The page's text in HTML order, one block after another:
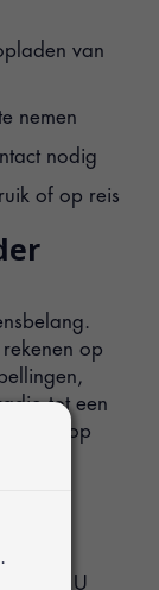
van
nemen
nodig
of op reis
op
tot een
of op
U